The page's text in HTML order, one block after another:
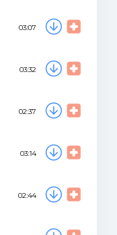
03:07
03:32
02:37
03:14
02:44